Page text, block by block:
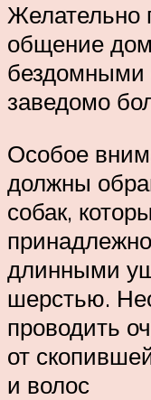
Желательно
общение
бездомными
заведомо
Особое
должны
собак,
длинными
шерстью.
проводить
от
и волос